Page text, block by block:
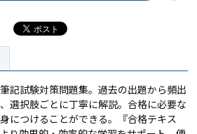
記試験対策問題集。過去の出題から頻出
選択肢ごとに丁寧に解説。合格に必要な
につけることができる。『合格テキス